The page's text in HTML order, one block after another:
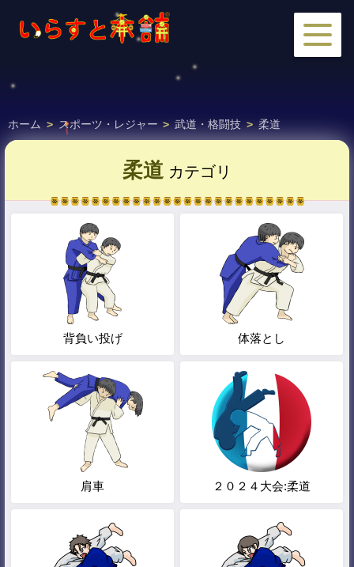
ホーム > スポーツ・レジャー > 武道・格闘技 > 柔道
柔道 カテゴリ
背負い投げ 体落とし
肩車 ２０２４大会:柔道